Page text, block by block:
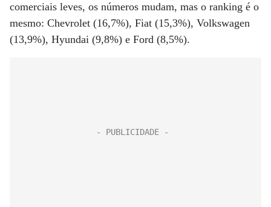
comerciais leves, os números mudam, mas o ranking é o
mesmo: Chevrolet (16,7%), Fiat (15,3%), Volkswagen
(13,9%), Hyundai (9,8%) e Ford (8,5%).